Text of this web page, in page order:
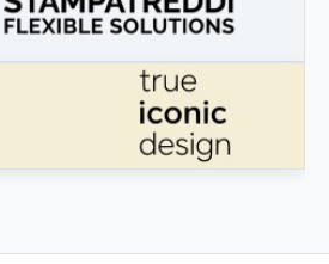
per stampa 3D